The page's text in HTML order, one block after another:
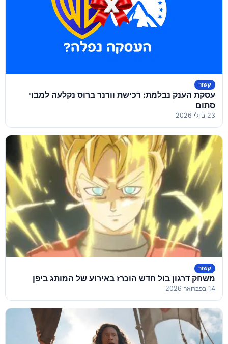
קשור
עסקת הענק נבלמת: רכישת וורנר ברוס נקלעה למבוי
סתום
23 ביולי 2026
קשור
משחק דרגון בול חדש הוכרז באירוע של המותג ביפן
14 בפברואר 2026